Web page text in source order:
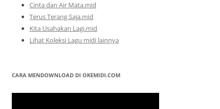
Cinta dan Air Mata.mid
Terus Terang Saja.mid
Kita Usahakan Lagi.mid
Lihat Koleksi Lagu midi lainnya
CARA MENDOWNLOAD DI OKEMIDI.COM